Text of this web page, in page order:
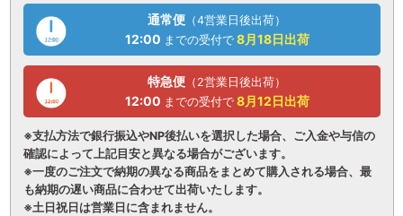
通常便 （4営業日後出荷）
12:00 までの受付で 8月18日出荷
特急便 （2営業日後出荷）
12:00 までの受付で 8月12日出荷
※支払方法で銀行振込やNP後払いを選択した場合、ご入金や与信の
確認によって上記目安と異なる場合がございます。
※一度のご注文で納期の異なる商品をまとめて購入される場合、最
も納期の遅い商品に合わせて出荷いたします。
※土日祝日は営業日に含まれません。